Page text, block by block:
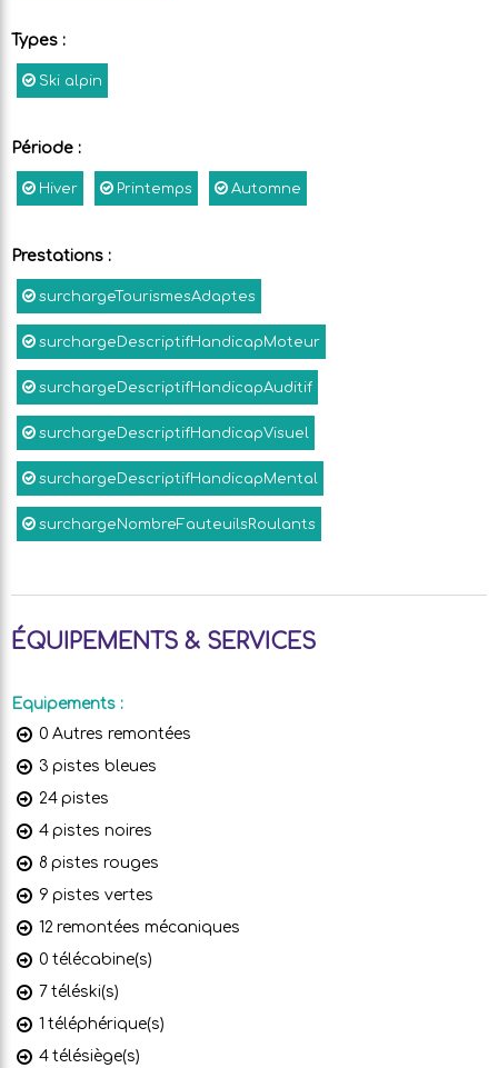
Types :
Ski alpin
Période :
Hiver Printemps Automne
Prestations :
surchargeTourismesAdaptes
surchargeDescriptifHandicapMoteur
surchargeDescriptifHandicapAuditif
surchargeDescriptifHandicapVisuel
surchargeDescriptifHandicapMental
surchargeNombreFauteuilsRoulants
ÉQUIPEMENTS & SERVICES
Equipements :
0 Autres remontées
3 pistes bleues
24 pistes
4 pistes noires
8 pistes rouges
9 pistes vertes
12 remontées mécaniques
0 télécabine(s)
7 téléski(s)
1 téléphérique(s)
4 télésiège(s)